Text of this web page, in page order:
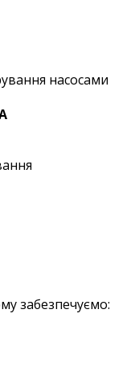
насосами
забезпечуємо: